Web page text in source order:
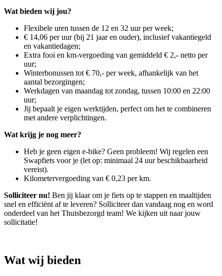
Wat bieden wij jou?
Flexibele uren tussen de 12 en 32 uur per week;
€ 14,06 per uur (bij 21 jaar en ouder), inclusief vakantiegeld
en vakantiedagen;
Extra fooi en km-vergoeding van gemiddeld € 2,- netto per
uur;
Winterbonussen tot € 70,- per week, afhankelijk van het
aantal bezorgingen;
Werkdagen van maandag tot zondag, tussen 10:00 en 22:00
uur;
Jij bepaalt je eigen werktijden, perfect om het te combineren
met andere verplichtingen.
Wat krijg je nog meer?
Heb je geen eigen e-bike? Geen probleem! Wij regelen een
Swapfiets voor je (let op: minimaal 24 uur beschikbaarheid
vereist).
Kilometervergoeding van € 0,23 per km.
Solliciteer nu! Ben jij klaar om je fiets op te stappen en maaltijden
snel en efficiënt af te leveren? Solliciteer dan vandaag nog en word
onderdeel van het Thuisbezorgd team! We kijken uit naar jouw
sollicitatie!
Wat wij bieden